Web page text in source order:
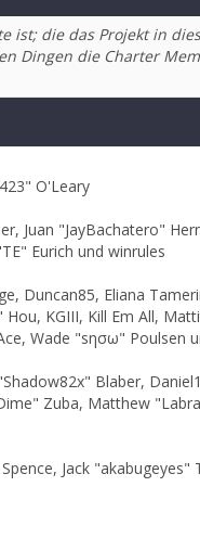
ist; die das Projekt in
Dingen die Charter
O'Leary
Juan "JayBachatero"
Eurich und winrules
Duncan85, Eliana
KGIII, Kill Em All,
Wade "sησω" Poulsen
Blaber,
Zuba, Matthew
Jack